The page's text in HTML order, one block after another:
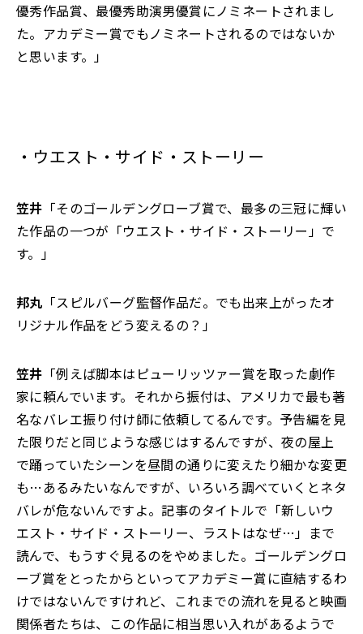
優秀作品賞、最優秀助演男優賞にノミネートされまし
た。アカデミー賞でもノミネートされるのではないか
と思います。」
・ウエスト・サイド・ストーリー
笠井 「そのゴールデングローブ賞で、最多の三冠に輝い
た作品の一つが「ウエスト・サイド・ストーリー」で
す。」
邦丸 「スピルバーグ監督作品だ。でも出来上がったオ
リジナル作品をどう変えるの？」
笠井 「例えば脚本はピューリッツァー賞を取った劇作
家に頼んでいます。それから振付は、アメリカで最も著
名なバレエ振り付け師に依頼してるんです。予告編を見
た限りだと同じような感じはするんですが、夜の屋上
で踊っていたシーンを昼間の通りに変えたり細かな変更
も…あるみたいなんですが、いろいろ調べていくとネタ
バレが危ないんですよ。記事のタイトルで「新しいウ
エスト・サイド・ストーリー、ラストはなぜ…」まで
読んで、もうすぐ見るのをやめました。ゴールデングロ
ーブ賞をとったからといってアカデミー賞に直結するわ
けではないんですけれど、これまでの流れを見ると映画
関係者たちは、この作品に相当思い入れがあるようで